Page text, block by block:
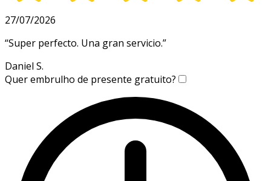
27/07/2026
“Super perfecto. Una gran servicio.”
Daniel S.
Quer embrulho de presente gratuito?